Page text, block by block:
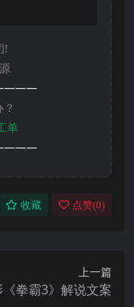
!
单
收藏 点赞(0)
上一篇
拳霸3》解说文案